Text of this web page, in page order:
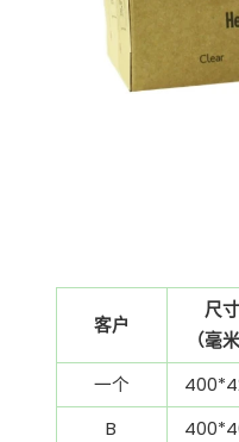
客户
尺寸
（毫米
一个
B